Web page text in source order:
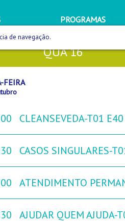
PROGRAMAS
QUA16
FEIRA
CLEANSEVEDA-T01 E40
CASOS SINGULARES-
ATENDIMENTO
AJUDAR QUEM AJUDA-
de navegação.